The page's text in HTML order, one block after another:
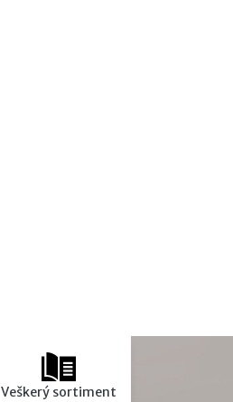
Veškerý sortiment